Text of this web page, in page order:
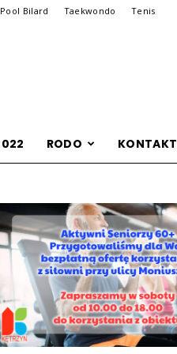
Pool Bilard Taekwondo Tenis
RODO KONTAKT